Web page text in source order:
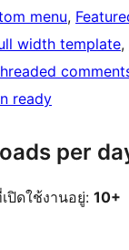
menu,
width template,
ready
per
ปิดใช้งานอยู่: 10+